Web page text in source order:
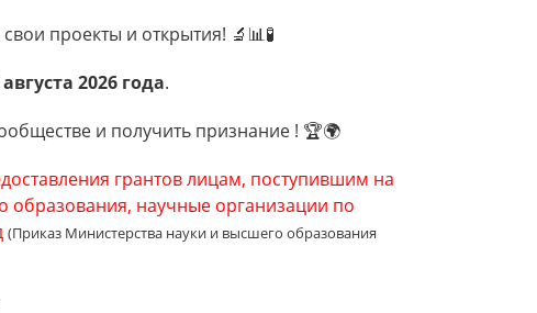
проекты и открытия! 🔬📊🧪
2026 года.
и получить признание ! 🏆🌍
грантов лицам, поступившим на
образования, научные организации по
(Приказ Министерства науки и высшего образования